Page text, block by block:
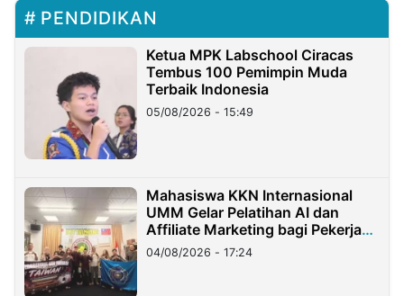
PENDIDIKAN
Ketua MPK Labschool Ciracas
Tembus 100 Pemimpin Muda
Terbaik Indonesia
05/08/2026 - 15:49
Mahasiswa KKN Internasional
UMM Gelar Pelatihan AI dan
Affiliate Marketing bagi Pekerja
Migran Indonesia di Taiwan
04/08/2026 - 17:24